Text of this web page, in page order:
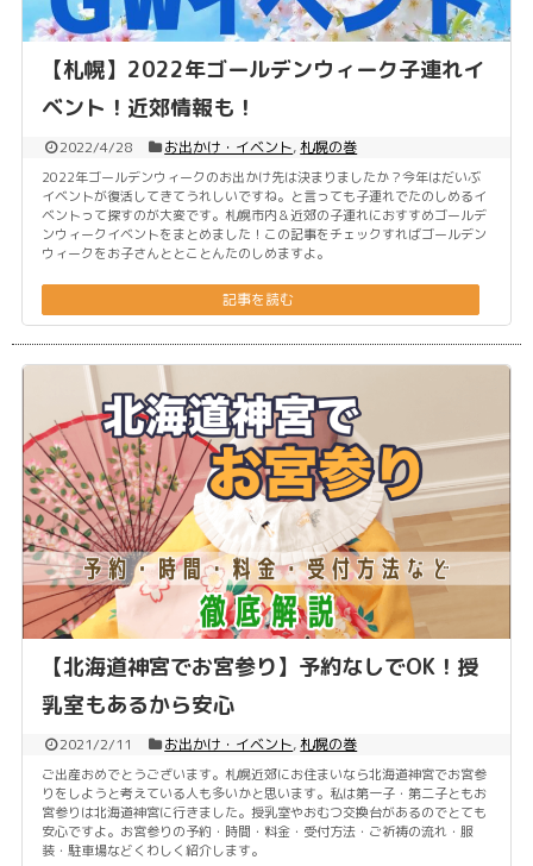
【札幌】2022年ゴールデンウィーク子連れイ
ベント！近郊情報も！
2022/4/28 お出かけ・イベント,札幌の巻
2022年ゴールデンウィークのお出かけ先は決まりましたか？今年はだいぶ
イベントが復活してきてうれしいですね。と言っても子連れでたのしめるイ
ベントって探すのが大変です。札幌市内＆近郊の子連れにおすすめゴールデ
ンウィークイベントをまとめました！この記事をチェックすればゴールデン
ウィークをお子さんととことんたのしめますよ。
記事を読む
【北海道神宮でお宮参り】予約なしでOK！授
乳室もあるから安心
2021/2/11 お出かけ・イベント,札幌の巻
ご出産おめでとうございます。札幌近郊にお住まいなら北海道神宮でお宮参
りをしようと考えている人も多いかと思います。私は第一子・第二子ともお
宮参りは北海道神宮に行きました。授乳室やおむつ交換台があるのでとても
安心ですよ。お宮参りの予約・時間・料金・受付方法・ご祈祷の流れ・服
装・駐車場などくわしく紹介します。